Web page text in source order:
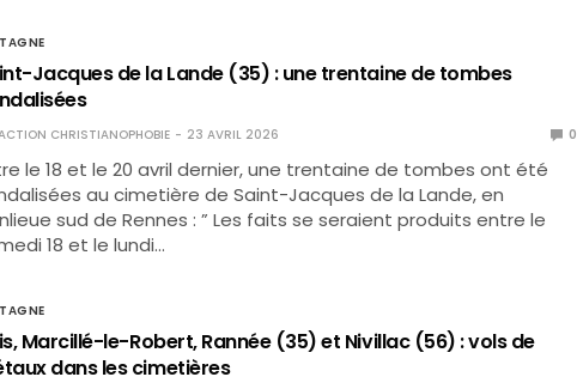
Jacques de la Lande (35) : une trentaine de tombes
CHRISTIANOPHOBIE 23 AVRIL 2026 0
le 18 et le 20 avril dernier, une trentaine de tombes ont été
au cimetière de Saint-Jacques de la Lande, en
sud de Rennes : ” Les faits se seraient produits entre le
18 et le lundi…
Marcillé-le-Robert, Rannée (35) et Nivillac (56) : vols de
dans les cimetières